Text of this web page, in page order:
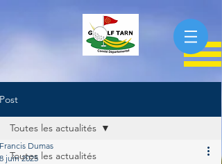
Post
Toutes les actualités
Toutes les actualités
Francis Dumas
8 juin 2025